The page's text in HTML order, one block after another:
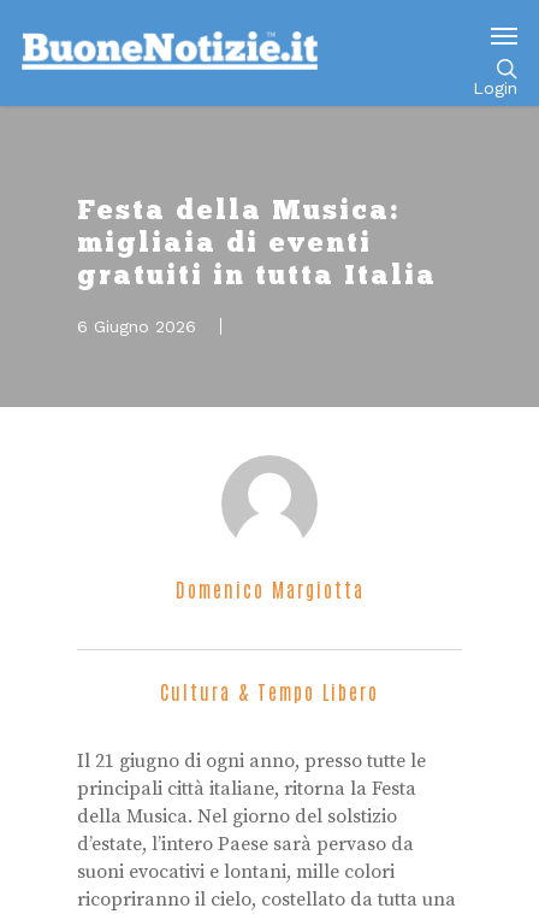
Login
Festa della Musica:
migliaia di eventi
gratuiti in tutta Italia
6 Giugno 2026
Domenico Margiotta
Cultura & Tempo Libero
Il 21 giugno di ogni anno, presso tutte le
principali città italiane, ritorna la Festa
della Musica. Nel giorno del solstizio
d’estate, l’intero Paese sarà pervaso da
suoni evocativi e lontani, mille colori
ricopriranno il cielo, costellato da tutta una
Go to mobile version